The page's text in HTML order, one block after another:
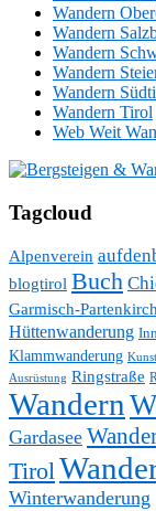
Wandern
Wandern
Wandern
Wandern
Wandern
Wandern Tirol
Web Weit
Tagcloud
Alpenverein
blogtirol Buch
Garmisch-
Hüttenwanderung
Klammwanderung
Ausrüstung Ringstraße
Wandern
Gardasee
Tirol
Winterwanderung